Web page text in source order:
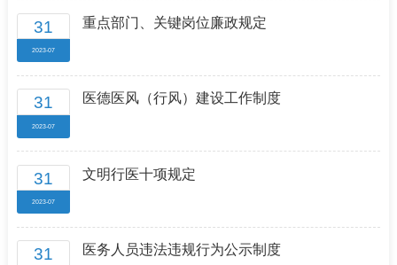
31
2023-07
重点部门、关键岗位廉政规定
31
2023-07
医德医风（行风）建设工作制度
31
2023-07
文明行医十项规定
31 医务人员违法违规行为公示制度